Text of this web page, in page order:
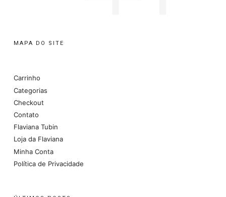
MAPA DO SITE
Carrinho
Categorias
Checkout
Contato
Flaviana Tubin
Loja da Flaviana
Minha Conta
Política de Privacidade